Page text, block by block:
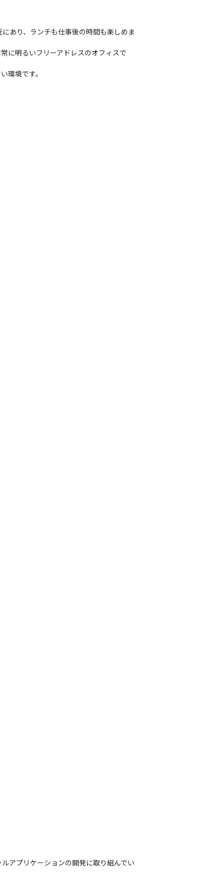
あり、ランチも仕事後の時間も楽しめま
に明るいフリーアドレスのオフィスで
環境です。
アプリケーションの開発に取り組んでい